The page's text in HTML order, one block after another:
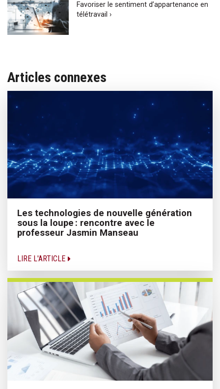
Favoriser le sentiment d’appartenance en
télétravail ›
Articles connexes
Les technologies de nouvelle génération
sous la loupe : rencontre avec le
professeur Jasmin Manseau
LIRE L'ARTICLE